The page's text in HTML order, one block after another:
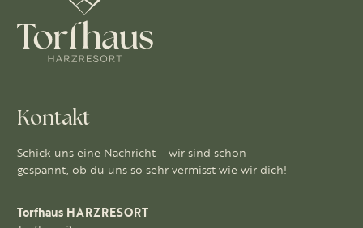
Kontakt
Schick uns eine Nachricht – wir sind schon
gespannt, ob du uns so sehr vermisst wie wir dich!
Torfhaus HARZRESORT